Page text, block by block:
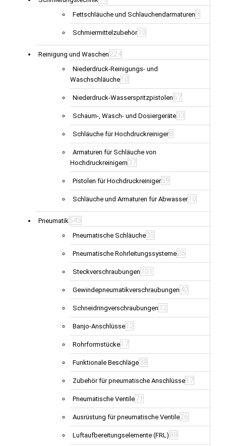
Fettschläuche und Schlauchendarmaturen 9
Schmiermittelzubehör 10
Reinigung und Waschen 224
Niederdruck-Reinigungs- und
Waschschläuche 10
Niederdruck-Wasserspritzpistolen 67
Schaum-, Wasch- und Dosiergeräte33
Schläuche für Hochdruckreiniger8
Armaturen für Schläuche von
Hochdruckreinigern 37
Pistolen für Hochdruckreiniger59
Schläuche und Armaturen für Abwasser 10
Pneumatik 543
Pneumatische Schläuche35
Pneumatische Rohrleitungssysteme26
Steckverschraubungen 101
Gewindepneumatikverschraubungen 40
Schneidringverschraubungen 12
Banjo-Anschlüsse 12
Rohrformstücke 17
Funktionale Beschläge38
Zubehör für pneumatische Anschlüsse 17
Pneumatische Ventile71
Ausrüstung für pneumatische Ventile26
Luftaufbereitungselemente (FRL) 88